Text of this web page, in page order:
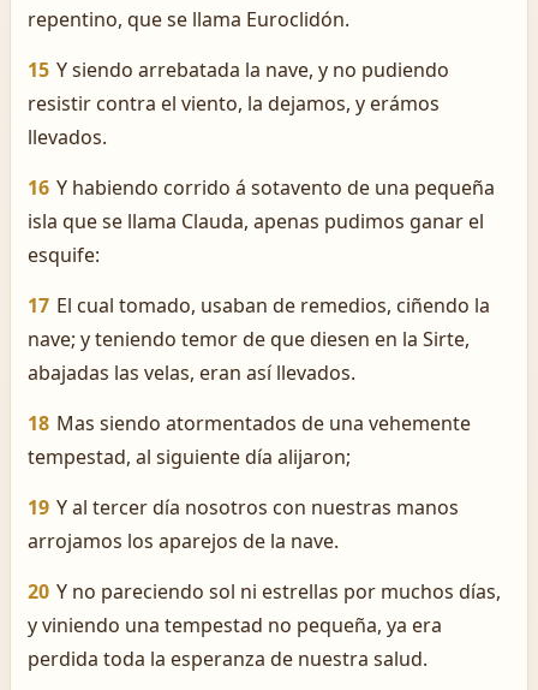
repentino, que se llama Euroclidón.
15 Y siendo arrebatada la nave, y no pudiendo
resistir contra el viento, la dejamos, y erámos
llevados.
16 Y habiendo corrido á sotavento de una pequeña
isla que se llama Clauda, apenas pudimos ganar el
esquife:
17 El cual tomado, usaban de remedios, ciñendo la
nave; y teniendo temor de que diesen en la Sirte,
abajadas las velas, eran así llevados.
18 Mas siendo atormentados de una vehemente
tempestad, al siguiente día alijaron;
19 Y al tercer día nosotros con nuestras manos
arrojamos los aparejos de la nave.
20 Y no pareciendo sol ni estrellas por muchos días,
y viniendo una tempestad no pequeña, ya era
perdida toda la esperanza de nuestra salud.